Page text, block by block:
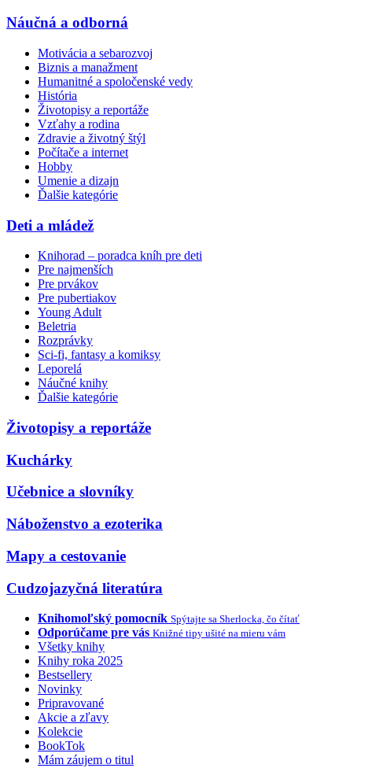
Náučná a odborná
Motivácia a sebarozvoj
Biznis a manažment
Humanitné a spoločenské vedy
História
Životopisy a reportáže
Vzťahy a rodina
Zdravie a životný štýl
Počítače a internet
Hobby
Umenie a dizajn
Ďalšie kategórie
Deti a mládež
Knihorad – poradca kníh pre deti
Pre najmenších
Pre prvákov
Pre pubertiakov
Young Adult
Beletria
Rozprávky
Sci-fi, fantasy a komiksy
Leporelá
Náučné knihy
Ďalšie kategórie
Životopisy a reportáže
Kuchárky
Učebnice a slovníky
Náboženstvo a ezoterika
Mapy a cestovanie
Cudzojazyčná literatúra
Knihomoľský pomocník Spýtajte sa Sherlocka, čo čítať
Odporúčame pre vás Knižné tipy ušité na mieru vám
Všetky knihy
Knihy roka 2025
Bestsellery
Novinky
Pripravované
Akcie a zľavy
Kolekcie
BookTok
Mám záujem o titul